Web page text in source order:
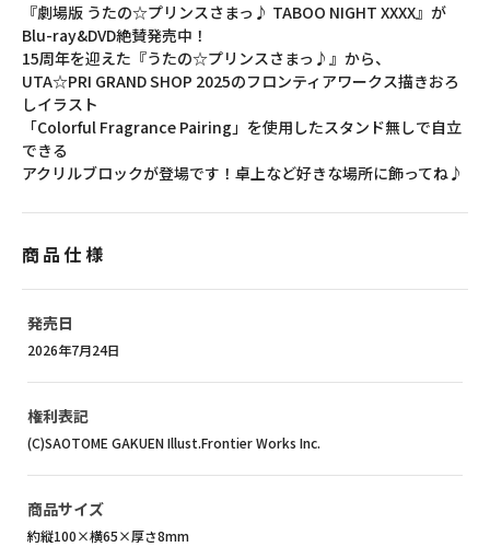
『劇場版 うたの☆プリンスさまっ♪ TABOO NIGHT XXXX』が
Blu-ray&DVD絶賛発売中！
15周年を迎えた『うたの☆プリンスさまっ♪』から、
UTA☆PRI GRAND SHOP 2025のフロンティアワークス描きおろ
しイラスト
「Colorful Fragrance Pairing」を使用したスタンド無しで自立
できる
アクリルブロックが登場です！卓上など好きな場所に飾ってね♪
商品仕様
発売日
2026年7月24日
権利表記
(C)SAOTOME GAKUEN Illust.Frontier Works Inc.
商品サイズ
約縦100×横65×厚さ8mm